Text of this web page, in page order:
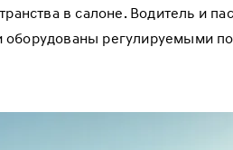
в салоне. Водитель и
оборудованы регулируемыми